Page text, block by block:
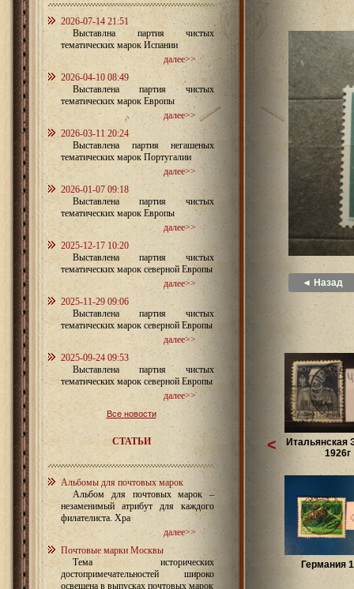
2026-07-14 21:51
Выставлна партия чистых
тематических марок Испании
далее>>
2026-04-10 08:49
Выставлена партия чистых
тематических марок Европы
далее>>
2026-03-11 20:24
Выставлена партия негашеных
тематических марок Португалии
далее>>
2026-01-07 09:18
Выставлена партия чистых
тематических марок Европы
далее>>
2025-12-17 10:20
Выставлена партия чистых
тематических марок северной Европы
далее>>
2025-11-29 09:06
Выставлена партия чистых
тематических марок северной Европы
далее>>
2025-09-24 09:53
Выставлена партия чистых
тематических марок северной Европы
далее>>
Все новости
СТАТЬИ
Альбомы для почтовых марок
Альбом для почтовых марок –
незаменимый атрибут для каждого
филателиста. Хра
далее>>
Почтовые марки Москвы
Тема исторических
достопримечательностей широко
освещена в выпусках почтовых марок
◄ Назад
Итальянская
1926г
Германия
<